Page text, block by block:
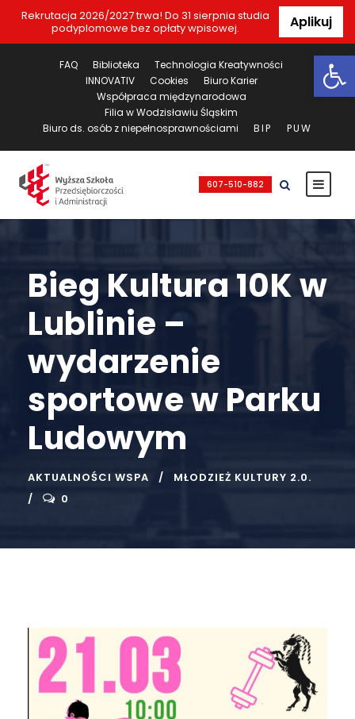
Rekrutacja 2026/2027 trwa! Do 31 sierpnia studia
podyplomowe bez opłaty wpisowej.
Aplikuj
FAQ Biblioteka
Technologia Kreatywności
INNOVATIV
Cookies
Biuro Karier
Współpraca międzynarodowa
Filia w Wodzisławiu Śląskim
Biuro ds. osób z niepełnosprawnościami
BIP PUW
607-510-882
Bieg Kultura 10K w
Lublinie –
wydarzenie
sportowe w Parku
Ludowym
AKTUALNOŚCI WSPA
MŁODZIEŻ KULTURY 2.0.
0